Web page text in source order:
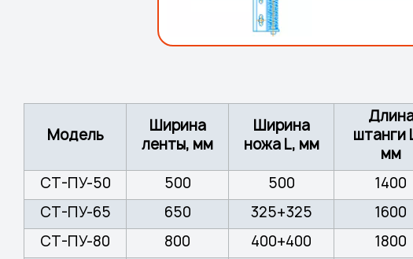
Модель
Ширина
ленты, мм
Ширина
ножа L, мм
штанги
мм
СТ-ПУ-50 500 500 1400
СТ-ПУ-65 650 325+325
1600
СТ-ПУ-80
800 400+400
1800